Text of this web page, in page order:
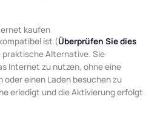
kaufen
ist (Überprüfen Sie dies
praktische Alternative. Sie
Internet zu nutzen, ohne eine
oder einen Laden besuchen zu
erledigt und die Aktivierung erfolgt